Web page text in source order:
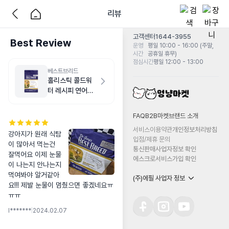
리뷰
Best Review
베스트브리드
홀리스틱 콜드워
터 레시피 연어
강아지가 원래 식탐
이 많아서 먹는건
잘먹어요 이제 눈물
이 나는지 안나는지
먹여봐야 알거같아
요!!! 제발 눈물이 멈췄으면 좋겠네요ㅠ
ㅠㅠ
l******* 2024.02.07
고객센터1644-3955
운영
시간
평일 10:00 - 16:00 (주말,
공휴일 휴무)
점심시간평일 12:00 - 13:00
FAQB2B마켓 브랜드 소개
서비스이용약관개인정보처리방침
입점/제휴 문의
통신판매사업자정보 확인
에스크로서비스가입 확인
(주)에필 사업자 정보